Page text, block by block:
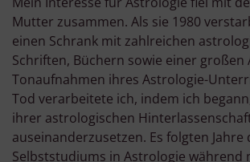
Mutter zusammen. Als sie 1980
einen Schrank mit zahlreichen
Schriften, Büchern sowie einer großen
Tonaufnahmen ihres Astrologie-
Tod verarbeitete ich, indem ich
ihrer astrologischen
auseinanderzusetzen. Es folgten Jahre
Selbststudiums in Astrologie während
Entwicklung und Verbesserung der Angebote
Verwendung reduzierter Daten zur Auswahl
Besondere Features:
Verwendung genauer Standortdaten
Endgeräteeigenschaften zur Identifikation aktiv